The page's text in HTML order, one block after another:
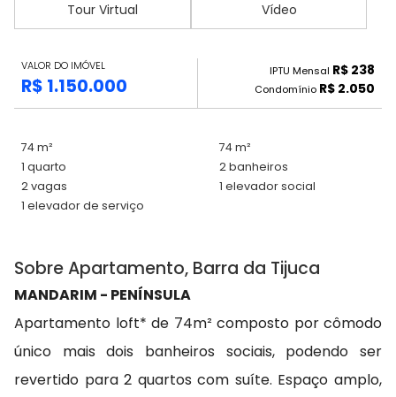
Tour Virtual Vídeo
VALOR DO IMÓVEL
R$ 1.150.000
IPTU Mensal R$ 238
Condomínio R$ 2.050
74 m²
74 m²
1 quarto
2 banheiros
2 vagas
1 elevador social
1 elevador de serviço
Sobre Apartamento, Barra da Tijuca
MANDARIM - PENÍNSULA
Apartamento loft* de 74m² composto por cômodo
único mais dois banheiros sociais, podendo ser
revertido para 2 quartos com suíte. Espaço amplo,